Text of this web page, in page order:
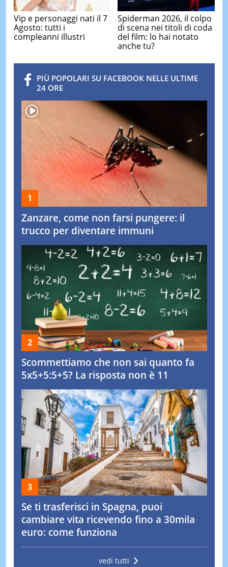
Vip e personaggi nati il 7
Agosto: tutti i
compleanni illustri
Spiderman 2026, il colpo
di scena nei titoli di coda
del film: lo hai notato
anche tu?
PIÙ POPOLARI SU FACEBOOK NELLE ULTIME
24 ORE
Zanzare, come non farsi pungere: il
trucco per diventare immuni
Scommettiamo che non sai quanto fa
5x5+5:5+5? La risposta non è 11
Se ti trasferisci in Spagna, puoi
cambiare vita ricevendo fino a 30mila
euro: come funziona
vedi tutti